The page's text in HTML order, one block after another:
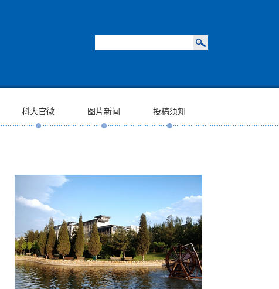
科大官微 图片新闻 投稿须知